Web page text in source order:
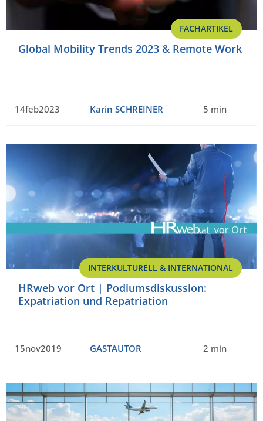
FACHARTIKEL
Global Mobility Trends 2023 & Remote Work
14feb2023 Karin SCHREINER 5 min
INTERKULTURELL & INTERNATIONAL
HRweb vor Ort | Podiumsdiskussion:
Expatriation und Repatriation
15nov2019 GASTAUTOR 2 min